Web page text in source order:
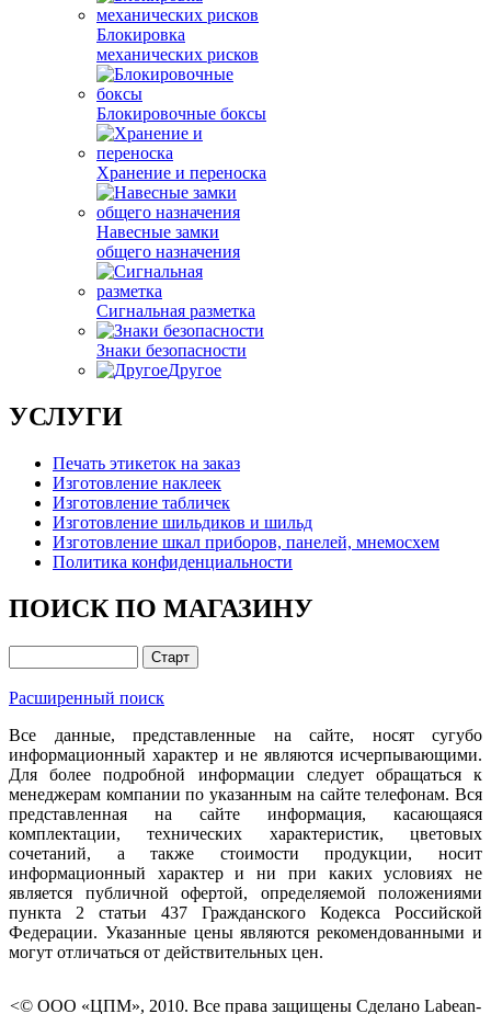
Блокировка
механических рисков
Блокировочные боксы
Хранение и переноска
Навесные замки
общего назначения
Сигнальная разметка
Знаки безопасности
Другое
УСЛУГИ
Печать этикеток на заказ
Изготовление наклеек
Изготовление табличек
Изготовление шильдиков и шильд
Изготовление шкал приборов, панелей, мнемосхем
Политика конфиденциальности
ПОИСК ПО МАГАЗИНУ
Расширенный поиск
Все данные, представленные на сайте, носят сугубо
информационный характер и не являются исчерпывающими.
Для более подробной информации следует обращаться к
менеджерам компании по указанным на сайте телефонам. Вся
представленная на сайте информация, касающаяся
комплектации, технических характеристик, цветовых
сочетаний, а также стоимости продукции, носит
информационный характер и ни при каких условиях не
является публичной офертой, определяемой положениями
пункта 2 статьи 437 Гражданского Кодекса Российской
Федерации. Указанные цены являются рекомендованными и
могут отличаться от действительных цен.
<© ООО «ЦПМ», 2010. Все права защищены Сделано Labean-